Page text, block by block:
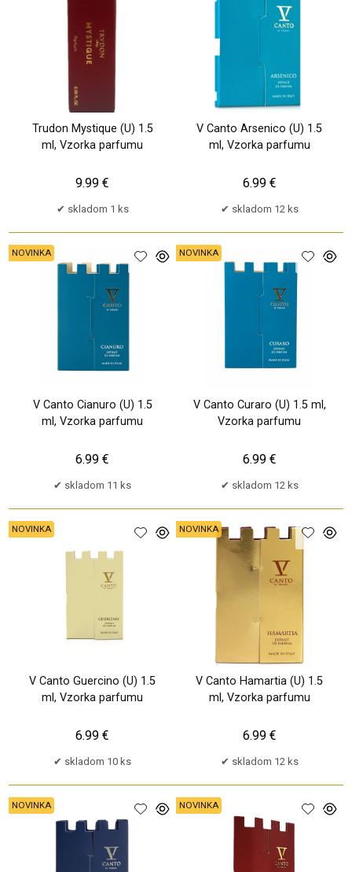
Trudon Mystique (U) 1.5
ml, Vzorka parfumu
skladom 1 ks
9.99 €
V Canto Arsenico (U) 1.5
ml, Vzorka parfumu
skladom 12 ks
6.99 €
V Canto Cianuro (U) 1.5
ml, Vzorka parfumu
NOVINKA
skladom 11 ks
6.99 €
V Canto Curaro (U) 1.5 ml,
Vzorka parfumu
NOVINKA
skladom 12 ks
6.99 €
V Canto Guercino (U) 1.5
ml, Vzorka parfumu
NOVINKA
skladom 10 ks
6.99 €
V Canto Hamartia (U) 1.5
ml, Vzorka parfumu
NOVINKA
skladom 12 ks
6.99 €
NOVINKA NOVINKA